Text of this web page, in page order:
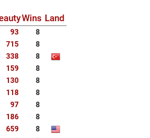
Wins Land
93
8
715
8
338
8
159
8
130
8
118
8
97
8
186
8
659
8